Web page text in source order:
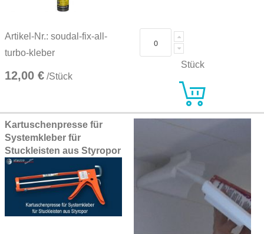
Artikel-Nr.: soudal-fix-all-
turbo-kleber
12,00 € /Stück
Stück
Kartuschenpresse für
Systemkleber für
Stuckleisten aus Styropor